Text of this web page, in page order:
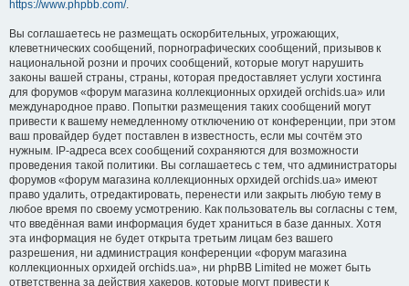
https://www.phpbb.com/.
Вы соглашаетесь не размещать оскорбительных, угрожающих,
клеветнических сообщений, порнографических сообщений, призывов к
национальной розни и прочих сообщений, которые могут нарушить
законы вашей страны, страны, которая предоставляет услуги хостинга
для форумов «форум магазина коллекционных орхидей orchids.ua» или
международное право. Попытки размещения таких сообщений могут
привести к вашему немедленному отключению от конференции, при этом
ваш провайдер будет поставлен в известность, если мы сочтём это
нужным. IP-адреса всех сообщений сохраняются для возможности
проведения такой политики. Вы соглашаетесь с тем, что администраторы
форумов «форум магазина коллекционных орхидей orchids.ua» имеют
право удалить, отредактировать, перенести или закрыть любую тему в
любое время по своему усмотрению. Как пользователь вы согласны с тем,
что введённая вами информация будет храниться в базе данных. Хотя
эта информация не будет открыта третьим лицам без вашего
разрешения, ни администрация конференции «форум магазина
коллекционных орхидей orchids.ua», ни phpBB Limited не может быть
ответственна за действия хакеров, которые могут привести к